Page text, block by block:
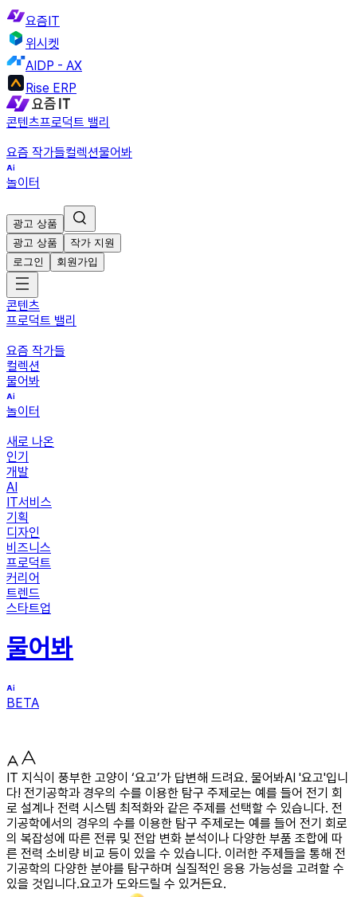
요즘IT
위시켓
AIDP - AX
Rise ERP
콘텐츠프로덕트 밸리
요즘 작가들컬렉션물어봐
놀이터
광고 상품
광고 상품
작가 지원
로그인
회원가입
콘텐츠
프로덕트 밸리
요즘 작가들
컬렉션
물어봐
놀이터
새로 나온
인기
개발
AI
IT서비스
기획
디자인
비즈니스
프로덕트
커리어
트렌드
스타트업
물어봐
BETA
IT 지식이 풍부한 고양이 ‘요고’가 답변해 드려요. 물어봐AI '요고'입니
다! 전기공학과 경우의 수를 이용한 탐구 주제로는 예를 들어 전기 회
로 설계나 전력 시스템 최적화와 같은 주제를 선택할 수 있습니다. 전
기공학에서의 경우의 수를 이용한 탐구 주제로는 예를 들어 전기 회로
의 복잡성에 따른 전류 및 전압 변화 분석이나 다양한 부품 조합에 따
른 전력 소비량 비교 등이 있을 수 있습니다. 이러한 주제들을 통해 전
기공학의 다양한 분야를 탐구하며 실질적인 응용 가능성을 고려할 수
있을 것입니다.요고가 도와드릴 수 있거든요.